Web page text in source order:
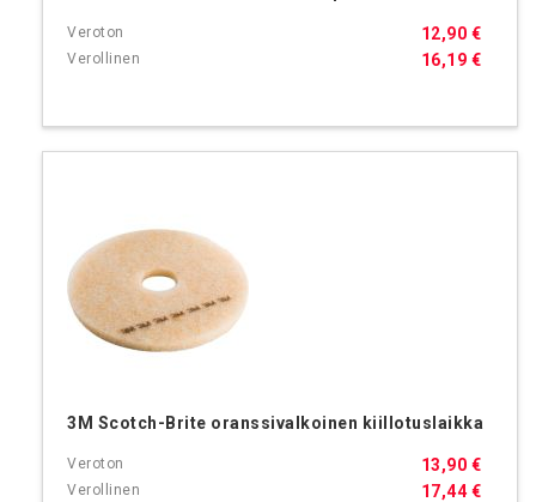
16,19 €
12,90 €
3M Scotch-Brite oranssivalkoinen kiillotuslaikka
17,44 €
13,90 €